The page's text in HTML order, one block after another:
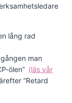
lång rad
man
ölen” (läs vår
”Retard